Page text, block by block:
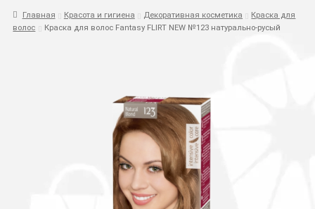
Главная Красота и гигиена Декоративная косметика
Краска для
волос
Краска для волос Fantasy FLIRT NEW №123 натурально-русый